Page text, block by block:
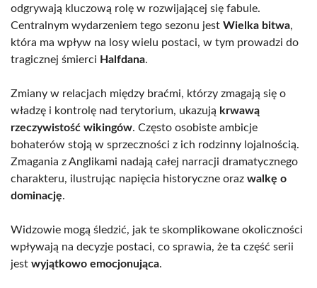
odgrywają kluczową rolę w rozwijającej się fabule.
Centralnym wydarzeniem tego sezonu jest Wielka bitwa,
która ma wpływ na losy wielu postaci, w tym prowadzi do
tragicznej śmierci Halfdana.
Zmiany w relacjach między braćmi, którzy zmagają się o
władzę i kontrolę nad terytorium, ukazują krwawą
rzeczywistość wikingów. Często osobiste ambicje
bohaterów stoją w sprzeczności z ich rodzinny lojalnością.
Zmagania z Anglikami nadają całej narracji dramatycznego
charakteru, ilustrując napięcia historyczne oraz walkę o
dominację.
Widzowie mogą śledzić, jak te skomplikowane okoliczności
wpływają na decyzje postaci, co sprawia, że ta część serii
jest wyjątkowo emocjonująca.